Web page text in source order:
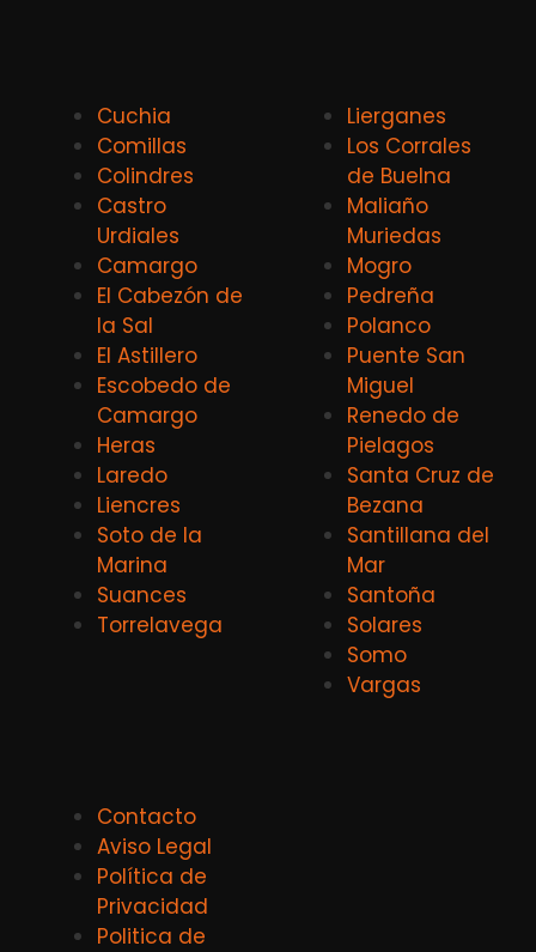
Cuchia
Comillas
Colindres
Castro
Urdiales
Camargo
El Cabezón de
la Sal
El Astillero
Escobedo de
Camargo
Heras
Laredo
Liencres
Soto de la
Marina
Suances
Torrelavega
Lierganes
Los Corrales
de Buelna
Maliaño
Muriedas
Mogro
Pedreña
Polanco
Puente San
Miguel
Renedo de
Pielagos
Santa Cruz de
Bezana
Santillana del
Mar
Santoña
Solares
Somo
Vargas
Contacto
Aviso Legal
Política de
Privacidad
Politica de